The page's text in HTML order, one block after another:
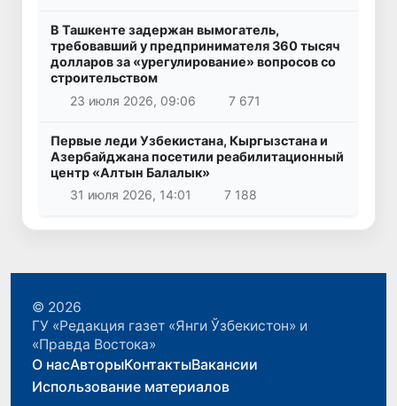
В Ташкенте задержан вымогатель,
требовавший у предпринимателя 360 тысяч
долларов за «урегулирование» вопросов со
строительством
23 июля 2026, 09:06
7 671
Первые леди Узбекистана, Кыргызстана и
Азербайджана посетили реабилитационный
центр «Алтын Балалык»
31 июля 2026, 14:01
7 188
© 2026
ГУ «Редакция газет «Янги Ўзбекистон» и
«Правда Востока»
О насАвторыКонтактыВакансии
Использование материалов